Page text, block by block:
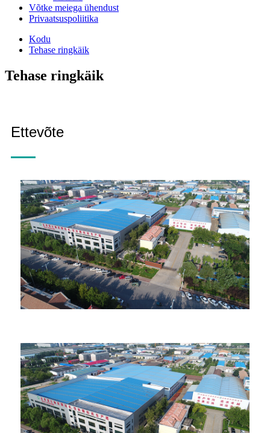
Võtke meiega ühendust
Privaatsuspoliitika
Kodu
Tehase ringkäik
Tehase ringkäik
Ettevõte